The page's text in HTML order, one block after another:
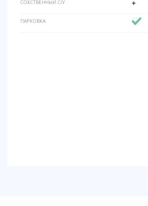
СОБСТВЕННЫЙ С/У +
ПАРКОВКА